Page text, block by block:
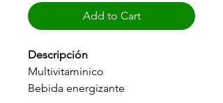
Add to Cart
Descripción
Multivitaminico
Bebida energizante